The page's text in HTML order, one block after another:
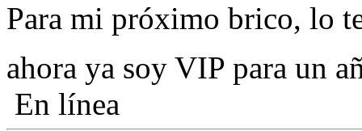
Para mi próximo brico, lo
ahora ya soy VIP para un
En línea